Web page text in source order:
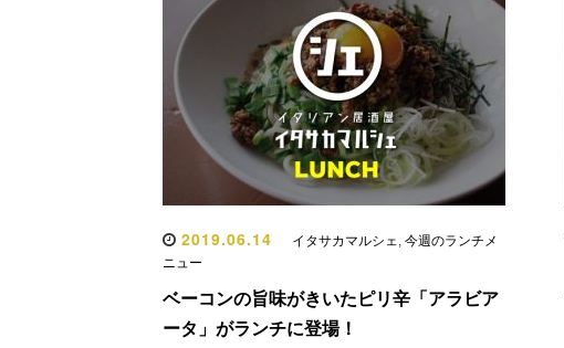
2019.06.14 イタサカマルシェ, 今週のランチメ
ニュー
ベーコンの旨味がきいたピリ辛「アラビア
ータ」がランチに登場！